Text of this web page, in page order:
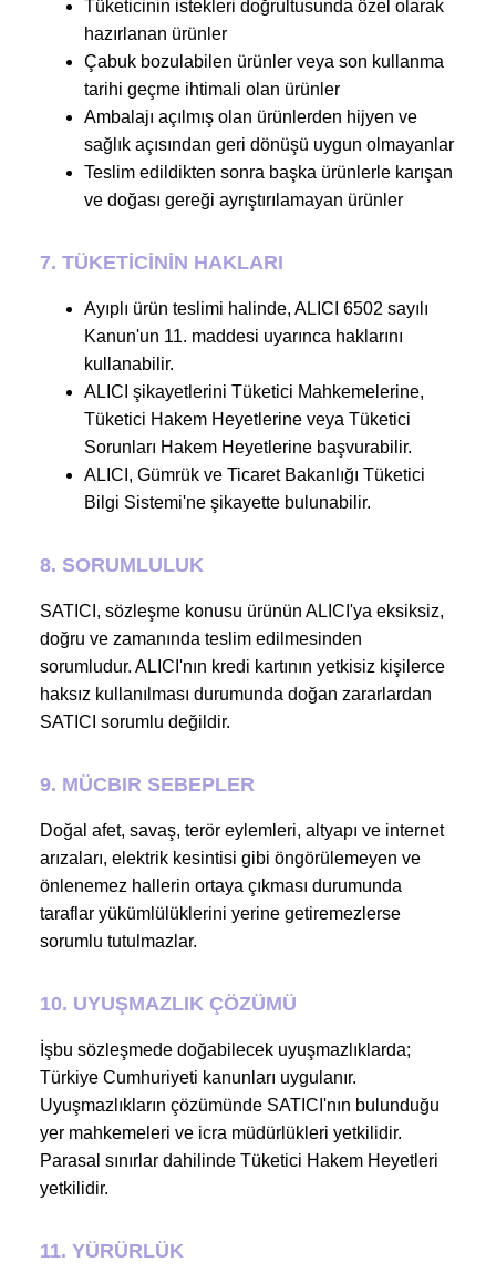
Tüketicinin istekleri doğrultusunda özel olarak
hazırlanan ürünler
Çabuk bozulabilen ürünler veya son kullanma
tarihi geçme ihtimali olan ürünler
Ambalajı açılmış olan ürünlerden hijyen ve
sağlık açısından geri dönüşü uygun olmayanlar
Teslim edildikten sonra başka ürünlerle karışan
ve doğası gereği ayrıştırılamayan ürünler
7. TÜKETİCİNİN HAKLARI
Ayıplı ürün teslimi halinde, ALICI 6502 sayılı
Kanun'un 11. maddesi uyarınca haklarını
kullanabilir.
ALICI şikayetlerini Tüketici Mahkemelerine,
Tüketici Hakem Heyetlerine veya Tüketici
Sorunları Hakem Heyetlerine başvurabilir.
ALICI, Gümrük ve Ticaret Bakanlığı Tüketici
Bilgi Sistemi'ne şikayette bulunabilir.
8. SORUMLULUK
SATICI, sözleşme konusu ürünün ALICI'ya eksiksiz,
doğru ve zamanında teslim edilmesinden
sorumludur. ALICI'nın kredi kartının yetkisiz kişilerce
haksız kullanılması durumunda doğan zararlardan
SATICI sorumlu değildir.
9. MÜCBIR SEBEPLER
Doğal afet, savaş, terör eylemleri, altyapı ve internet
arızaları, elektrik kesintisi gibi öngörülemeyen ve
önlenemez hallerin ortaya çıkması durumunda
taraflar yükümlülüklerini yerine getiremezlerse
sorumlu tutulmazlar.
10. UYUŞMAZLIK ÇÖZÜMÜ
İşbu sözleşmede doğabilecek uyuşmazlıklarda;
Türkiye Cumhuriyeti kanunları uygulanır.
Uyuşmazlıkların çözümünde SATICI'nın bulunduğu
yer mahkemeleri ve icra müdürlükleri yetkilidir.
Parasal sınırlar dahilinde Tüketici Hakem Heyetleri
yetkilidir.
11. YÜRÜRLÜK